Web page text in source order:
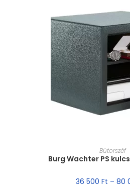
MÉRETBútorszéf
Burg Wachter PS
36 500 Ft – 80